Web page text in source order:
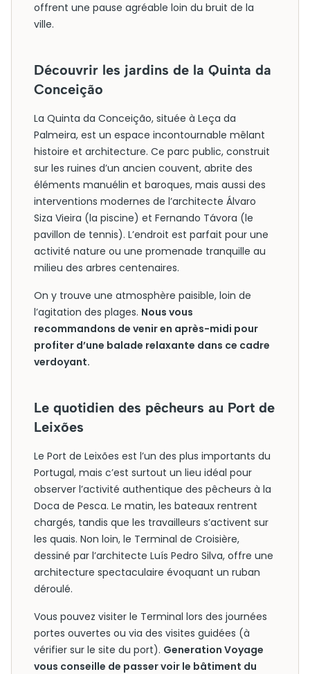
offrent une pause agréable loin du bruit de la
ville.
Découvrir les jardins de la Quinta da
Conceição
La Quinta da Conceição, située à Leça da
Palmeira, est un espace incontournable mêlant
histoire et architecture. Ce parc public, construit
sur les ruines d’un ancien couvent, abrite des
éléments manuélin et baroques, mais aussi des
interventions modernes de l’architecte Álvaro
Siza Vieira (la piscine) et Fernando Távora (le
pavillon de tennis). L’endroit est parfait pour une
activité nature ou une promenade tranquille au
milieu des arbres centenaires.
On y trouve une atmosphère paisible, loin de
l’agitation des plages. Nous vous
recommandons de venir en après-midi pour
profiter d’une balade relaxante dans ce cadre
verdoyant.
Le quotidien des pêcheurs au Port de
Leixões
Le Port de Leixões est l’un des plus importants du
Portugal, mais c’est surtout un lieu idéal pour
observer l’activité authentique des pêcheurs à la
Doca de Pesca. Le matin, les bateaux rentrent
chargés, tandis que les travailleurs s’activent sur
les quais. Non loin, le Terminal de Croisière,
dessiné par l’architecte Luís Pedro Silva, offre une
architecture spectaculaire évoquant un ruban
déroulé.
Vous pouvez visiter le Terminal lors des journées
portes ouvertes ou via des visites guidées (à
vérifier sur le site du port). Generation Voyage
vous conseille de passer voir le bâtiment du